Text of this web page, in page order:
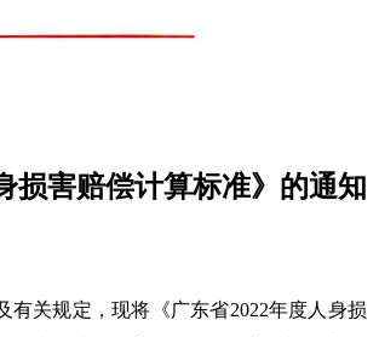
损害赔偿计算标准》的通知
关规定，现将《广东省2022年度人身损